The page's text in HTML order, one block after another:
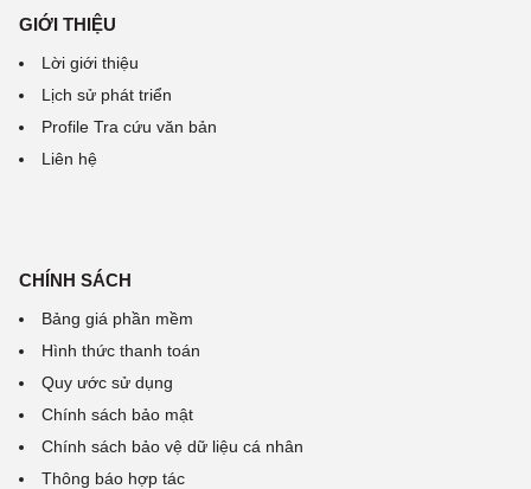
GIỚI THIỆU
Lời giới thiệu
Lịch sử phát triển
Profile Tra cứu văn bản
Liên hệ
CHÍNH SÁCH
Bảng giá phần mềm
Hình thức thanh toán
Quy ước sử dụng
Chính sách bảo mật
Chính sách bảo vệ dữ liệu cá nhân
Thông báo hợp tác